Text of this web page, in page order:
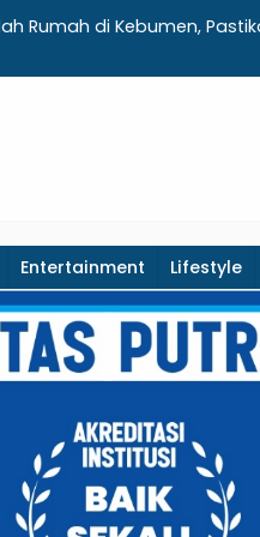
Insani Muhammadiyah
Entertainment Lifestyle